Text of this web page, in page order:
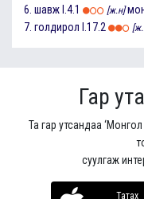
6. шавж I.4.1 [ж.н]
7. голдирол I.17.2
Гар
Та гар утсандаа
суулгаж
Татах